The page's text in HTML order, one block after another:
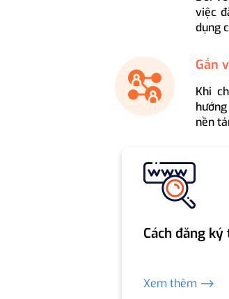
việc
dụng
Gắn
Khi
nền
Cách đăng
Xem thêm ⟶